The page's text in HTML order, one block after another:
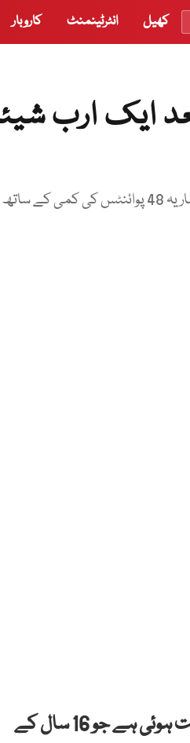
کھیل انٹرٹینمنٹ کاروبار
16 سال کے بعد ایک ارب
اسٹاک مارکیٹ میں مسلسل چوتھے روز بھی مندی رہی اور کے ایس ای-100 انڈیکس 30 اعشاریہ 48 پوائنٹس کی کمی کے ساتھ
اسلام آباد: پاکستان اسٹاک ایکسچینج میں ایک ارب شیئرز کی خرید و فروخت ہوئی ہے جو 16 سال کے